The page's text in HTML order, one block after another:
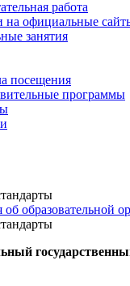
работа
на официальные
занятия
посещения
программы
об образовательной